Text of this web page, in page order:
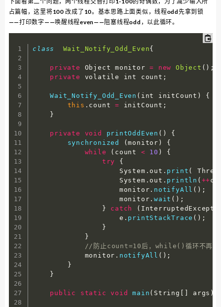
占篇幅，这里将100 改成了10。基本思路上面类似，线程odd先拿到锁
——打印数字——唤醒线程even——阻塞线程odd，以此循环。
class Wait_Notify_Odd_Even{
private Object monitor = new Object ( ) ;
private
volatile int count ;
Wait_Notify_Odd_Even ( int initCount )
{
this . count = initCount ;
}
private void printOddEven ( )
{
synchronized
(monitor )
{
while
( count < 10 )
{
try
{
                    System
. out . print (
                    System
. out . println ( ++
                    monitor
. notifyAll ( ) ;
                    monitor
.wait ( ) ;
}
catch (
                    e
. printStackTrace ( ) ;
}
}
//防止count=10后，while()循环不再执行
            monitor
. notifyAll ( ) ;
}
}
public static void main ( String args )